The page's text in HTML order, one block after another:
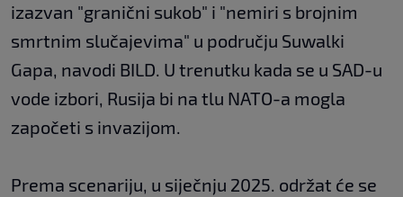
izazvan "granični sukob" i "nemiri s brojnim
smrtnim slučajevima" u području Suwalki
Gapa, navodi BILD. U trenutku kada se u SAD-u
vode izbori, Rusija bi na tlu NATO-a mogla
započeti s invazijom.
Prema scenariju, u siječnju 2025. održat će se